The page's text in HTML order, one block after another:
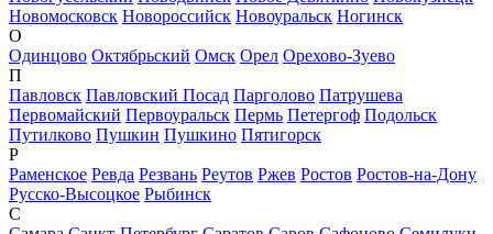
Новомосковск Новороссийск Новоуральск Ногинск
О
Одинцово Октябрьский Омск Орел Орехово-Зуево
П
Павловск Павловский Посад Парголово Патрушева
Первомайский Первоуральск Пермь Петергоф Подольск
Путилково Пушкин Пушкино Пятигорск
Р
Раменское Ревда Резвань Реутов Ржев Ростов Ростов-на-Дону
Русско-Высоцкое Рыбинск
С